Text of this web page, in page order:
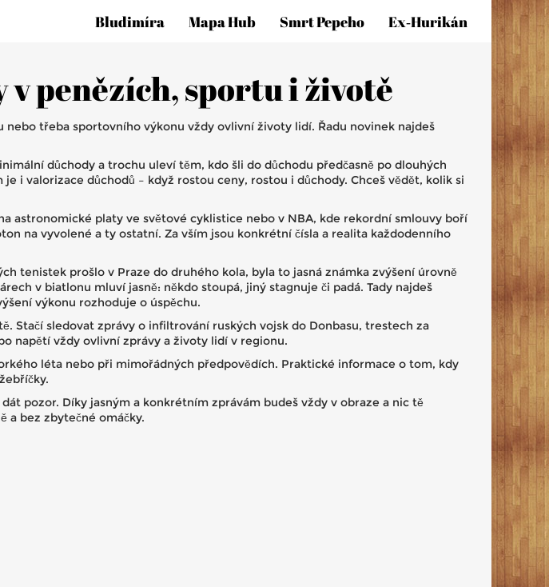
Bludimíra Mapa Hub Smrt Pepeho Ex‑hurikán
penězích, sportu i životě
třeba sportovního výkonu vždy ovlivní životy lidí. Řadu novinek najdeš
důchody a trochu uleví těm, kdo šli do důchodu předčasně po dlouhých
i valorizace důchodů – když rostou ceny, rostou i důchody. Chceš vědět, kolik si
astronomické platy ve světové cyklistice nebo v NBA, kde rekordní smlouvy boří
na vyvolené a ty ostatní. Za vším jsou konkrétní čísla a realita každodenního
tenistek prošlo v Praze do druhého kola, byla to jasná známka zvýšení úrovně
v biatlonu mluví jasně: někdo stoupá, jiný stagnuje či padá. Tady najdeš
výkonu rozhoduje o úspěchu.
Stačí sledovat zprávy o infiltrování ruských vojsk do Donbasu, trestech za
napětí vždy ovlivní zprávy a životy lidí v regionu.
léta nebo při mimořádných předpovědích. Praktické informace o tom, kdy
pozor. Díky jasným a konkrétním zprávám budeš vždy v obraze a nic tě
a bez zbytečné omáčky.